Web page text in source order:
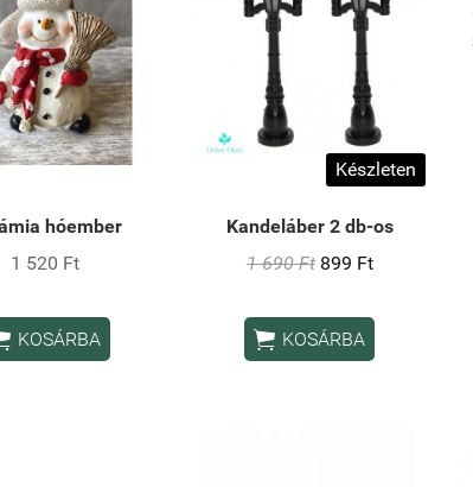
hóember
1 520 Ft
KOSÁRBA
Készleten
Kandeláber 2 db-os
1 690 Ft 899 Ft
 KOSÁRBA